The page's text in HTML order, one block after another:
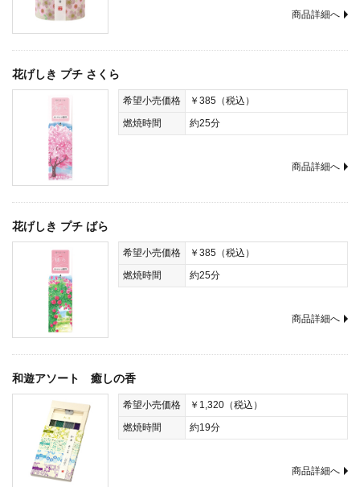
商品詳細へ
花げしき プチ さくら
希望小売価格
￥385（税込）
燃焼時間
約25分
商品詳細へ
花げしき プチ ばら
希望小売価格
￥385（税込）
燃焼時間
約25分
商品詳細へ
和遊アソート 癒しの香
希望小売価格
￥1,320（税込）
燃焼時間
約19分
商品詳細へ